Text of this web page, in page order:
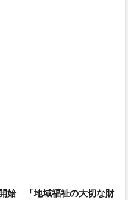
始 「地域福祉の大切な財